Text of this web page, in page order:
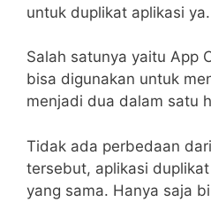
untuk duplikat aplikasi ya.
Salah satunya yaitu App
bisa digunakan untuk
menjadi dua dalam satu
Tidak ada perbedaan
tersebut, aplikasi
yang sama. Hanya saja